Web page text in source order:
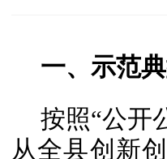
一、示范
按照“公开
从全县创新